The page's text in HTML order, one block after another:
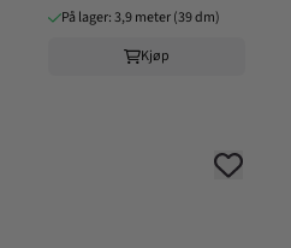
På lager: 3,9 meter (39 dm)
Kjøp